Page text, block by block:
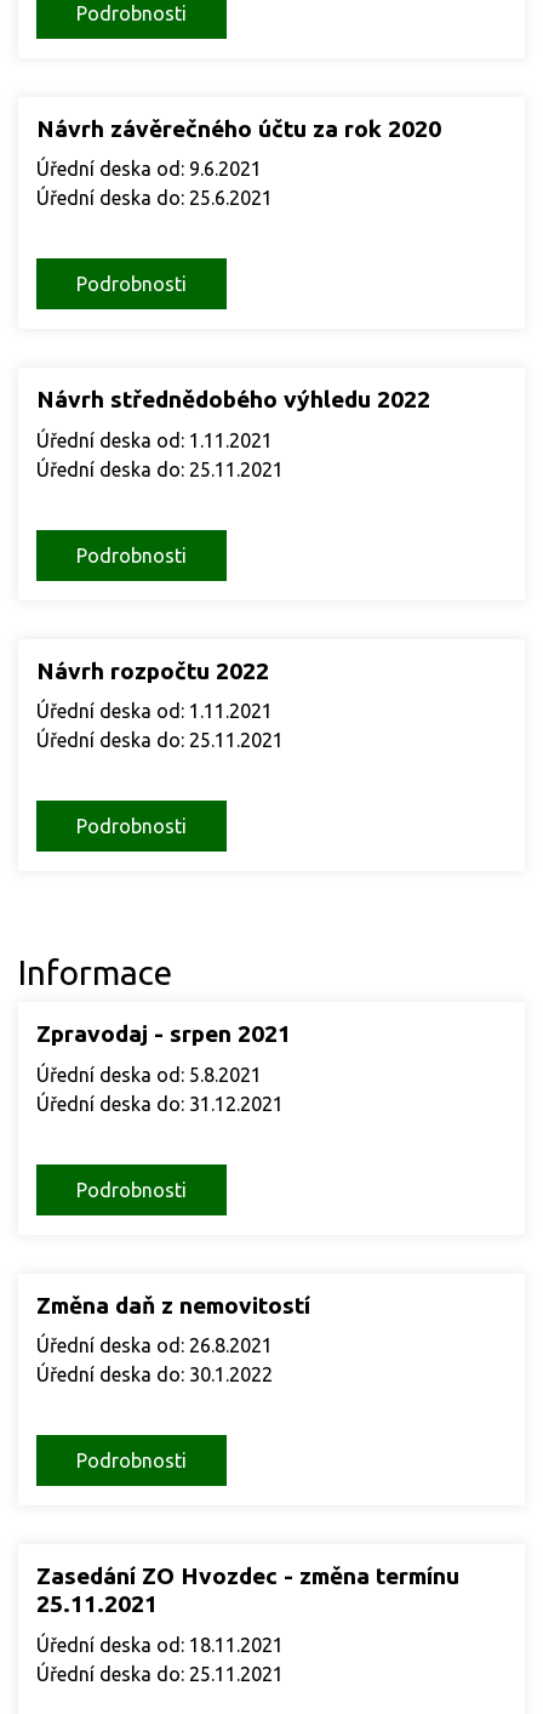
Podrobnosti
Návrh závěrečného účtu za rok 2020
Úřední deska od: 9.6.2021
Úřední deska do: 25.6.2021
Podrobnosti
Návrh střednědobého výhledu 2022
Úřední deska od: 1.11.2021
Úřední deska do: 25.11.2021
Podrobnosti
Návrh rozpočtu 2022
Úřední deska od: 1.11.2021
Úřední deska do: 25.11.2021
Podrobnosti
Informace
Zpravodaj - srpen 2021
Úřední deska od: 5.8.2021
Úřední deska do: 31.12.2021
Podrobnosti
Změna daň z nemovitostí
Úřední deska od: 26.8.2021
Úřední deska do: 30.1.2022
Podrobnosti
Zasedání ZO Hvozdec - změna termínu
25.11.2021
Úřední deska od: 18.11.2021
Úřední deska do: 25.11.2021